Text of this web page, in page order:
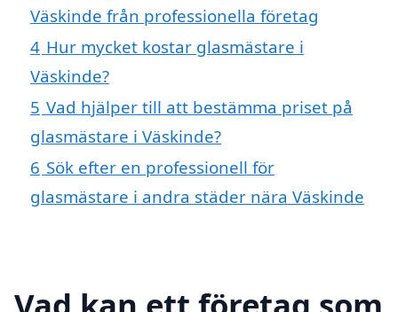
Väskinde från professionella företag
4 Hur mycket kostar glasmästare i
Väskinde?
5 Vad hjälper till att bestämma priset på
glasmästare i Väskinde?
6 Sök efter en professionell för
glasmästare i andra städer nära Väskinde